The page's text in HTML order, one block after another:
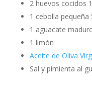
2 huevos cocidos
1 cebolla pequeña
1 aguacate
1 limón
Aceite de Oliva
Sal y pimienta al